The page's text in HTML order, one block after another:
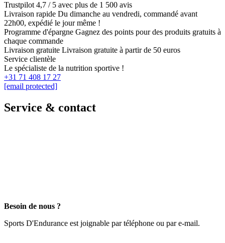
Trustpilot 4,7 / 5 avec plus de 1 500 avis
Livraison rapide Du dimanche au vendredi, commandé avant
22h00, expédié le jour même !
Programme d'épargne Gagnez des points pour des produits gratuits à
chaque commande
Livraison gratuite Livraison gratuite à partir de 50 euros
Service clientèle
Le spécialiste de la nutrition sportive !
+31 71 408 17 27
[email protected]
Service & contact
Besoin de nous ?
Sports D'Endurance est joignable par téléphone ou par e-mail.